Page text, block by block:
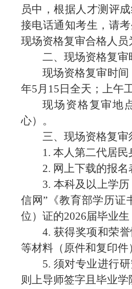
员中，根据人才测评
接电话通知考生，请
现场资格复审合格人员
二、现场资格复审
现场资格复审时间
年5月15日全天；上午
现场资格复审地
心）。
三、现场资格复
1. 本人第二代居民
2. 网上下载的报名
3. 本科及以上学
信网”《教育部学历证
位）证的2026届毕业
4. 获得奖项和荣
等材料（原件和复印件
5. 须对专业进行
则上导师签字且毕业学